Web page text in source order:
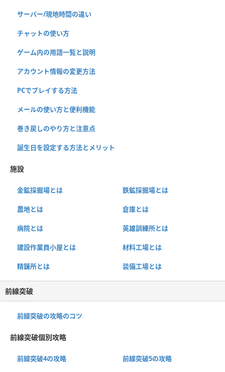
サーバー/現地時間の違い
チャットの使い方
ゲーム内の用語一覧と説明
アカウント情報の変更方法
PCでプレイする方法
メールの使い方と便利機能
巻き戻しのやり方と注意点
誕生日を設定する方法とメリット
施設
金鉱採掘場とは 鉄鉱採掘場とは
農地とは 倉庫とは
病院とは 英雄訓練所とは
建設作業員小屋とは 材料工場とは
精錬所とは 装備工場とは
前線突破
前線突破の攻略のコツ
前線突破個別攻略
前線突破4の攻略 前線突破5の攻略